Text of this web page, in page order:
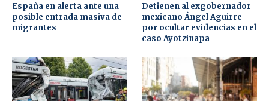
España en alerta ante una
posible entrada masiva de
migrantes
Detienen al exgobernador
mexicano Ángel Aguirre
por ocultar evidencias en el
caso Ayotzinapa